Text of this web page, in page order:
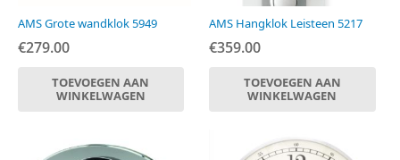
AMS Grote wandklok 5949
€279.00
TOEVOEGEN AAN
WINKELWAGEN
AMS Hangklok Leisteen 5217
€359.00
TOEVOEGEN AAN
WINKELWAGEN